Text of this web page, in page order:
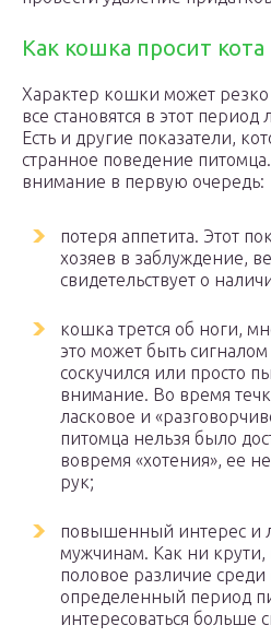
Как кошка просит кота
Характер кошки может
все становятся в этот
Есть и другие показатели,
странное поведение
внимание в первую очередь:
потеря аппетита. Этот
хозяев в заблуждение,
свидетельствует о
кошка трется об ноги,
это может быть
соскучился или просто
внимание. Во время
ласковое и
питомца нельзя было
вовремя «хотения», ее
рук;
повышенный интерес и
мужчинам. Как ни
половое различие среди
определенный период
интересоваться больше